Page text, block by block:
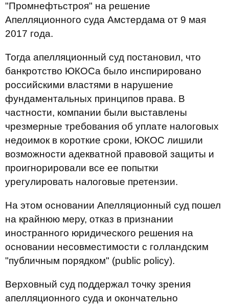
"Промнефтьстроя" на решение
Апелляционного суда Амстердама от 9 мая
2017 года.
Тогда апелляционный суд постановил, что
банкротство ЮКОСа было инспирировано
российскими властями в нарушение
фундаментальных принципов права. В
частности, компании были выставлены
чрезмерные требования об уплате налоговых
недоимок в короткие сроки, ЮКОС лишили
возможности адекватной правовой защиты и
проигнорировали все ее попытки
урегулировать налоговые претензии.
На этом основании Апелляционный суд пошел
на крайнюю меру, отказ в признании
иностранного юридического решения на
основании несовместимости с голландским
"публичным порядком" (public policy).
Верховный суд поддержал точку зрения
апелляционного суда и окончательно